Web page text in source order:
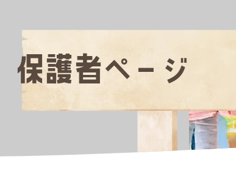
保護者ページ